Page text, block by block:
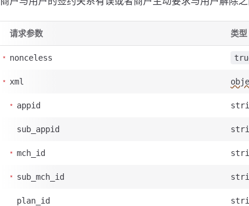
请求参数 类型
nonceless
xml
appid
sub_appid
mch_id
sub_mch_id
plan_id